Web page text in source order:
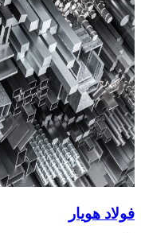
فولاد هویار